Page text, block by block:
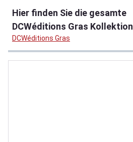
Hier finden Sie die gesamte
DCWéditions Gras Kollektion
DCWéditions Gras